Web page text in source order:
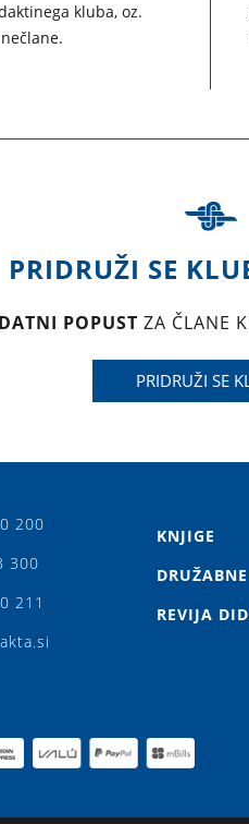
kluba, oz.
PRIDRUŽI SE
POPUST ZA ČLANE
PRIDRUŽI SE
200
300
211
KNJIGE
REVIJA